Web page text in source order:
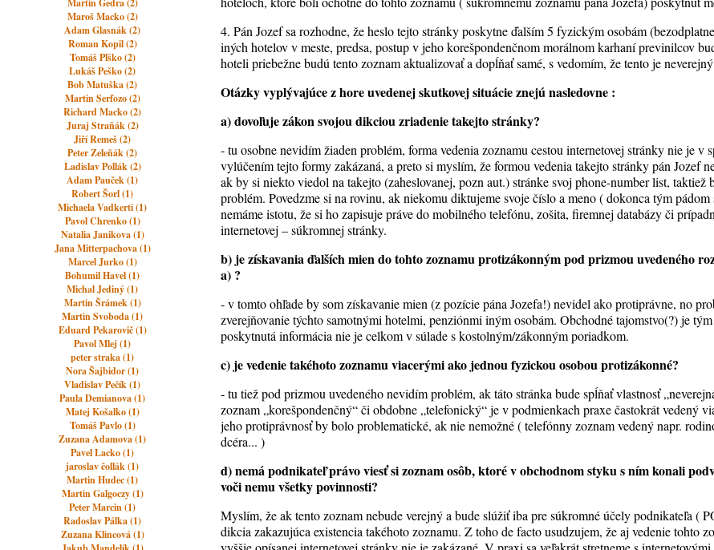
Martin Gedra (2)
Maroš Macko (2)
Adam Glasnák (2)
Roman Kopil (2)
Tomáš Plško (2)
Lukáš Peško (2)
Bob Matuška (2)
Martin Serfozo (2)
Richard Macko (2)
Juraj Straňák (2)
Jiří Remeš (2)
Peter Zeleňák (2)
Ladislav Pollák (2)
Adam Pauček (1)
Robert Šorl (1)
Michaela Vadkerti (1)
Pavol Chrenko (1)
Natalia Janikova (1)
Jana Mitterpachova (1)
Marcel Jurko (1)
Bohumil Havel (1)
Michal Jediný (1)
Martin Šrámek (1)
Martin Svoboda (1)
Eduard Pekarovič (1)
Pavol Mlej (1)
peter straka (1)
Nora Šajbidor (1)
Vladislav Pečík (1)
Paula Demianova (1)
Matej Košalko (1)
Tomáš Pavlo (1)
Zuzana Adamova (1)
Pavel Lacko (1)
jaroslav čollák (1)
Martin Hudec (1)
Martin Galgoczy (1)
Peter Marcin (1)
Radoslav Pálka (1)
Zuzana Klincová (1)
4. Pán Jozef sa rozhodne, že heslo tejto stránky poskytne ďalším 5 fyzickým osobám
iných hotelov v meste, predsa, postup v jeho korešpondenčnom morálnom karhaní previnilcov
hoteli priebežne budú tento zoznam aktualizovať a dopĺňať samé, s vedomím, že tento je
Otázky vyplývajúce z hore uvedenej skutkovej situácie znejú nasledovne :
a) dovoľuje zákon svojou dikciou zriadenie takejto stránky?
- tu osobne nevidím žiaden problém, forma vedenia zoznamu cestou internetovej stránky nie je v
vylúčením tejto formy zakázaná, a preto si myslím, že formou vedenia takejto stránky pán Jozef
ak by si niekto viedol na takejto (zaheslovanej, pozn aut.) stránke svoj phone-number list, taktiež
problém. Povedzme si na rovinu, ak niekomu diktujeme svoje číslo a meno ( dokonca tým pádom
nemáme istotu, že si ho zapisuje práve do mobilného telefónu, zošita, firemnej databázy či
internetovej – súkromnej stránky.
b) je získavania ďalších mien do tohto zoznamu protizákonným pod prizmou uvedeného
a) ?
- v tomto ohľade by som získavanie mien (z pozície pána Jozefa!) nevidel ako protiprávne, no
zverejňovanie týchto samotnými hotelmi, penziónmi iným osobám. Obchodné tajomstvo(?) je
poskytnutá informácia nie je celkom v súlade s kostolným/zákonným poriadkom.
c) je vedenie takéhoto zoznamu viacerými ako jednou fyzickou osobou protizákonné?
- tu tiež pod prizmou uvedeného nevidím problém, ak táto stránka bude spĺňať vlastnosť
zoznam „korešpondenčný“ či obdobne „telefonický“ je v podmienkach praxe častokrát vedený
jeho protiprávnosť by bolo problematické, ak nie nemožné ( telefónny zoznam vedený napr.
dcéra... )
d) nemá podnikateľ právo viesť si zoznam osôb, ktoré v obchodnom styku s ním konali
voči nemu všetky povinnosti?
Myslím, že ak tento zoznam nebude verejný a bude slúžiť iba pre súkromné účely podnikateľa (
dikcia zakazujúca existencia takéhoto zoznamu. Z toho de facto usudzujem, že aj vedenie tohto